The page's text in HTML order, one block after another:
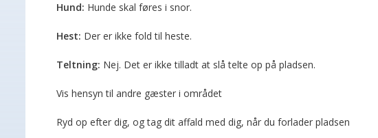
Hund: Hunde skal føres i snor.
Hest: Der er ikke fold til heste.
Teltning: Nej. Det er ikke tilladt at slå telte op på pladsen.
Vis hensyn til andre gæster i området
Ryd op efter dig, og tag dit affald med dig, når du forlader pladsen